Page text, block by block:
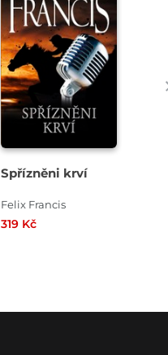
Spřízněni krví
Felix Francis
319 Kč